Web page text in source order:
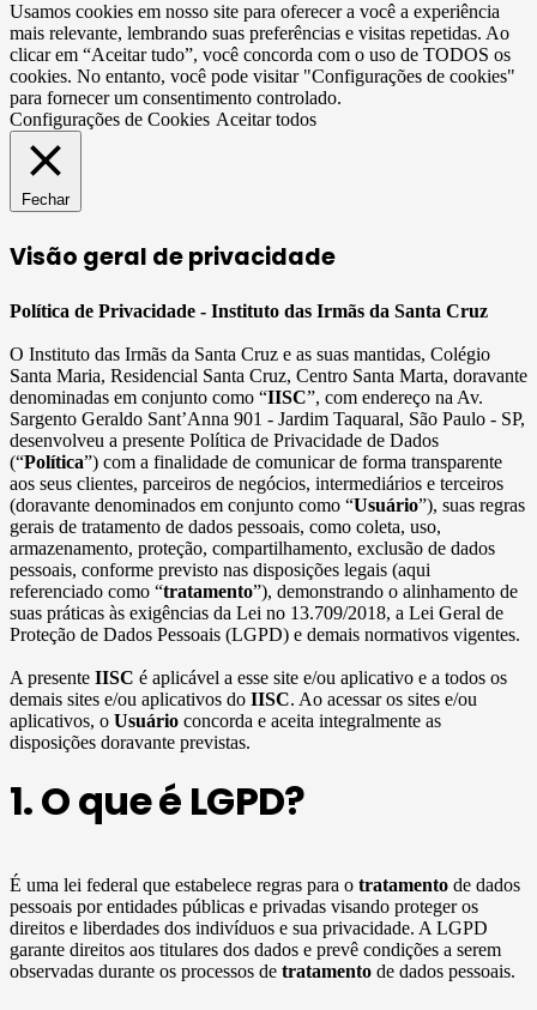
Usamos cookies em nosso site para oferecer a você a experiência
mais relevante, lembrando suas preferências e visitas repetidas. Ao
clicar em “Aceitar tudo”, você concorda com o uso de TODOS os
cookies. No entanto, você pode visitar "Configurações de cookies"
para fornecer um consentimento controlado.
Configurações de Cookies Aceitar todos
Fechar
Visão geral de privacidade
Política de Privacidade - Instituto das Irmãs da Santa Cruz
O Instituto das Irmãs da Santa Cruz e as suas mantidas, Colégio
Santa Maria, Residencial Santa Cruz, Centro Santa Marta, doravante
denominadas em conjunto como “IISC”, com endereço na Av.
Sargento Geraldo Sant’Anna 901 - Jardim Taquaral, São Paulo - SP,
desenvolveu a presente Política de Privacidade de Dados
(“Política”) com a finalidade de comunicar de forma transparente
aos seus clientes, parceiros de negócios, intermediários e terceiros
(doravante denominados em conjunto como “Usuário”), suas regras
gerais de tratamento de dados pessoais, como coleta, uso,
armazenamento, proteção, compartilhamento, exclusão de dados
pessoais, conforme previsto nas disposições legais (aqui
referenciado como “tratamento”), demonstrando o alinhamento de
suas práticas às exigências da Lei no 13.709/2018, a Lei Geral de
Proteção de Dados Pessoais (LGPD) e demais normativos vigentes.
A presente IISC é aplicável a esse site e/ou aplicativo e a todos os
demais sites e/ou aplicativos do IISC. Ao acessar os sites e/ou
aplicativos, o Usuário concorda e aceita integralmente as
disposições doravante previstas.
1. O que é LGPD?
É uma lei federal que estabelece regras para o tratamento de dados
pessoais por entidades públicas e privadas visando proteger os
direitos e liberdades dos indivíduos e sua privacidade. A LGPD
garante direitos aos titulares dos dados e prevê condições a serem
observadas durante os processos de tratamento de dados pessoais.